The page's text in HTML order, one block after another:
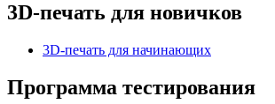
3D-печать для новичков
3D-печать для начинающих
Программа тестирования